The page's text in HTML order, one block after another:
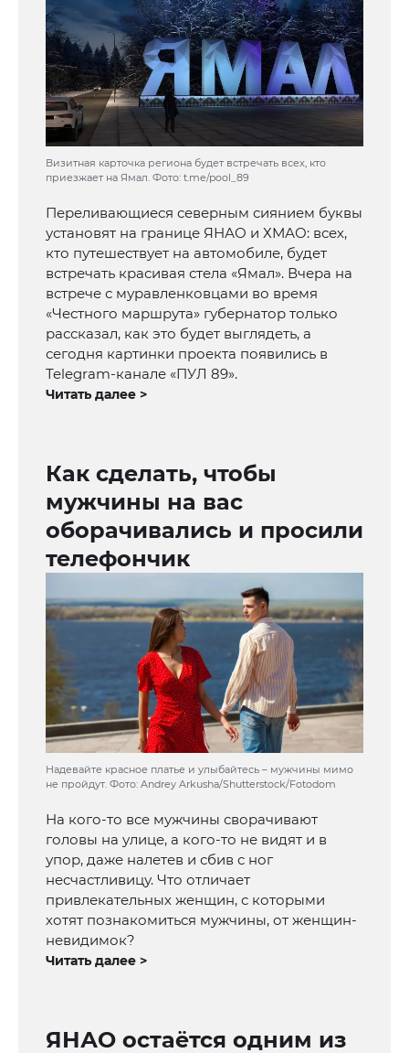
Визитная карточка региона будет встречать всех, кто
приезжает на Ямал. Фото: t.me/pool_89
Переливающиеся северным сиянием буквы
установят на границе ЯНАО и ХМАО: всех,
кто путешествует на автомобиле, будет
встречать красивая стела «Ямал». Вчера на
встрече с муравленковцами во время
«Честного маршрута» губернатор только
рассказал, как это будет выглядеть, а
сегодня картинки проекта появились в
Telegram-канале «ПУЛ 89».
Читать далее >
Как сделать, чтобы
мужчины на вас
оборачивались и просили
телефончик
Надевайте красное платье и улыбайтесь – мужчины мимо
не пройдут. Фото: Andrey Arkusha/Shutterstock/Fotodom
На кого-то все мужчины сворачивают
головы на улице, а кого-то не видят и в
упор, даже налетев и сбив с ног
несчастливицу. Что отличает
привлекательных женщин, с которыми
хотят познакомиться мужчины, от женщин-
невидимок?
Читать далее >
ЯНАО остаётся одним из